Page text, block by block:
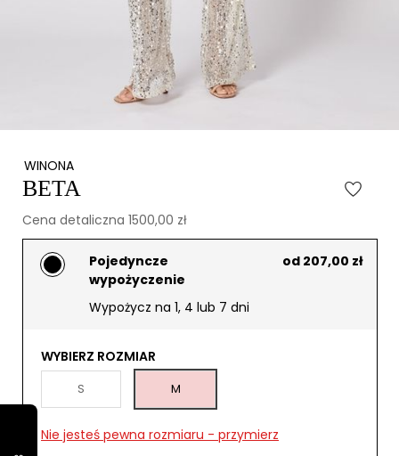
WINONA
BETA
Cena detaliczna 1500,00 zł
Pojedyncze
wypożyczenie
od 207,00 zł
Wypożycz na 1, 4 lub 7 dni
WYBIERZ ROZMIAR
S M
Nie jesteś pewna rozmiaru - przymierz